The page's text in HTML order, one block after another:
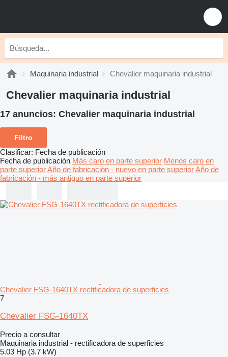
Maquinaria industrial Chevalier maquinaria industrial
Chevalier maquinaria industrial
17 anuncios: Chevalier maquinaria industrial
Filtro
Clasificar: Fecha de publicación
Fecha de publicación Más caro en parte superior Menos caro en
parte superiorAño de fabricación - nuevo en parte superiorAño de
fabricación - más antiguo en parte superior
Chevalier FSG-1640TX rectificadora de superficies
7
Chevalier FSG-1640TX
Precio a consultar
Maquinaria industrial - rectificadora de superficies
5.03 Hp (3.7 kW)